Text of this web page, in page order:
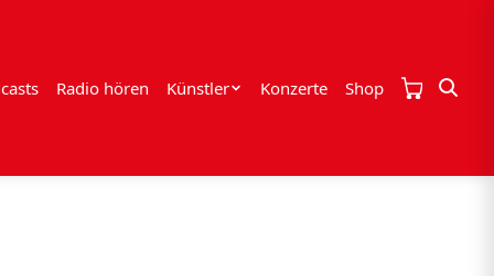
Radio hören Künstler Konzerte Shop